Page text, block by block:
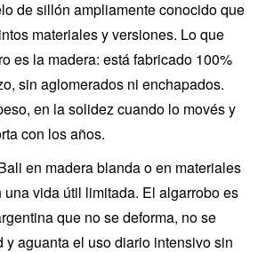
de sillón ampliamente conocido que
materiales y versiones. Lo que
es la madera: está fabricado 100%
sin aglomerados ni enchapados.
en la solidez cuando lo movés y
con los años.
en madera blanda o en materiales
vida útil limitada. El algarrobo es
que no se deforma, no se
aguanta el uso diario intensivo sin